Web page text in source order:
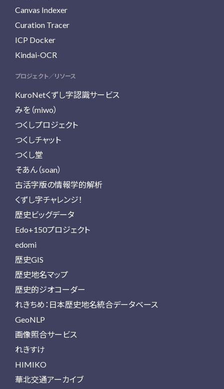
Canvas Indexer
Curation Tracer
ICP Docker
Kindai-OCR
プロジェクト／リソース
KuroNetくずし字認識サービス
みを（miwo）
つくしプロジェクト
つくしチャット
つくし堂
そあん（soan）
古活字版の情報学的解析
くずし字チャレンジ！
歴史ビッグデータ
Edo+150プロジェクト
edomi
歴史GIS
歴史地名マップ
歴史的ジオコーダー
れきちめ：日本歴史地名統合データベース
GeoNLP
画像照合サービス
れきすけ
HIMIKO
華北交通アーカイブ